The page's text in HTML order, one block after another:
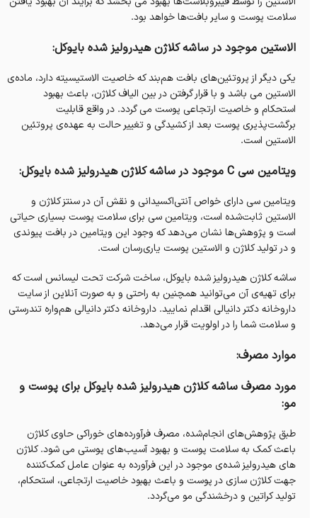
سلامت پوست و سایر بافت‌ها خواهد بود.
الاستین موجود در ساشه کلاژن هیدرولیز شده‌ بایوکل:
یکی دیگر از پروتئین‌های بافت هم‌بند که خاصیت الاستيسيته دارد، ماده‌ی
الاستین می باشد و با قرار گرفتن در بین الیاف کلاژن، باعث بهبود
استحکام و خاصیت ارتجاعی پوست می گردد. در واقع قابلیت
برگشت‌پذیری پوست بعد از کشیدگی و تغییر حالت به عهده‌ی پروتئین
الاستین است.
ویتامین سی C موجود در ساشه کلاژن هیدرولیز شده‌ بایوکل:
ویتامین‌ سی دارای خواص آنتی‌اکسیدانی و نقش آن در سنتز کلاژن و
الاستين ثابت‌شده است، ویتامین سی برای سلامت پوست بسیاری حیاتی
است و پژوهش‌ها نشان می‌دهد که وجود این ویتامین‌ در بافت پیوندی
و در تولید کلاژن و الاستین پوست یاری‌رسان است.
ساشه کلاژن هیدرولیز شده‌ بایوکل، ساخت شرکت تحت لیسانس است که
برای تهیه‌ی آن می‌توانید همچنین به راحتی و به صورت آنلاین از سایت
داروخانه‌ دکتر دانیالی اقدام نمایید. داروخانه‌ دکتر دانیالی هم‌واره تندرستی
و سلامت شما را در اولویت قرار می‌دهد.
موارد مصرف:
مورد مصرف ساشه کلاژن هیدرولیز شده‌ بایوکل برای پوست و
مو:
طبق پژوهش‌های انجام‌شده، مصرف فرآورده‌های خوراکی حاوی کلاژن
باعث کمک به سلامت پوست و بهبود آسیب‌های پوستی می شود. کلاژن
های هیدرولیز شده‌ی موجود در این فرآورده به عنوان عامل کمک‌کننده
جهت کلاژن سازی در پوست و باعث بهبود خاصیت ارتجاعی، استحکام،
تولید کراتین و درخشندگی مو می‌گردد.